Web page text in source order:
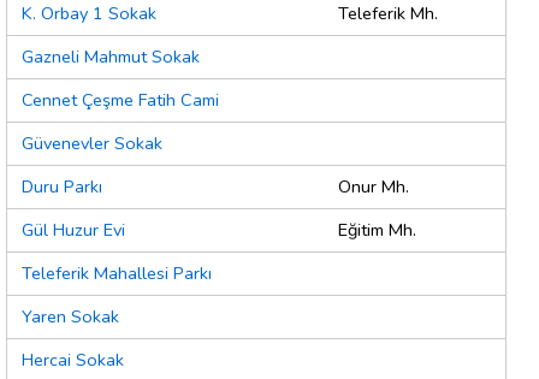
K. Orbay 1 Sokak
Teleferik Mh.
Gazneli Mahmut Sokak
Cennet Çeşme Fatih Cami
Güvenevler Sokak
Duru Parkı
Onur Mh.
Gül Huzur Evi
Eğitim Mh.
Teleferik Mahallesi Parkı
Yaren Sokak
Hercai Sokak